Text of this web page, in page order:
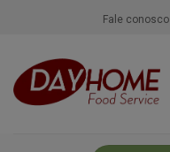
Fale conosco